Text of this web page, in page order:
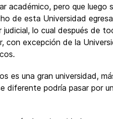
académico, pero que luego
de esta Universidad
lo cual después de
con excepción de la
es una gran universidad,
diferente podría pasar por